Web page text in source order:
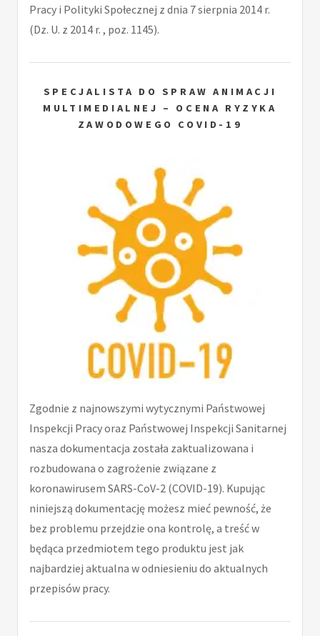
Pracy i Polityki Społecznej z dnia 7 sierpnia 2014 r.
(Dz. U. z 2014 r. , poz. 1145).
SPECJALISTA DO SPRAW ANIMACJI
MULTIMEDIALNEJ – OCENA RYZYKA
ZAWODOWEGO COVID-19
Zgodnie z najnowszymi wytycznymi Państwowej
Inspekcji Pracy oraz Państwowej Inspekcji Sanitarnej
nasza dokumentacja została zaktualizowana i
rozbudowana o zagrożenie związane z
koronawirusem SARS-CoV-2 (COVID-19). Kupując
niniejszą dokumentację możesz mieć pewność, że
bez problemu przejdzie ona kontrolę, a treść w
będąca przedmiotem tego produktu jest jak
najbardziej aktualna w odniesieniu do aktualnych
przepisów pracy.